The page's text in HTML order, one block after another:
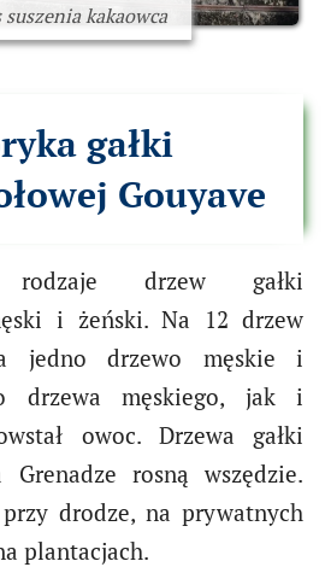
suszenia kakaowca
gałki
Gouyave
drzew gałki
i żeński. Na 12 drzew
jedno drzewo męskie i
drzewa męskiego, jak i
owoc. Drzewa gałki
Grenadze rosną wszędzie.
drodze, na prywatnych
plantacjach.